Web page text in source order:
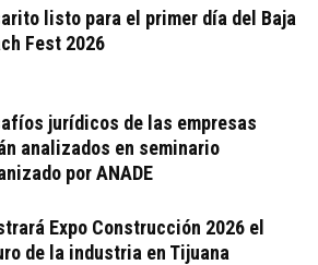
listo para el primer día del Baja
Fest 2026
jurídicos de las empresas
analizados en seminario
por ANADE
Expo Construcción 2026 el
de la industria en Tijuana